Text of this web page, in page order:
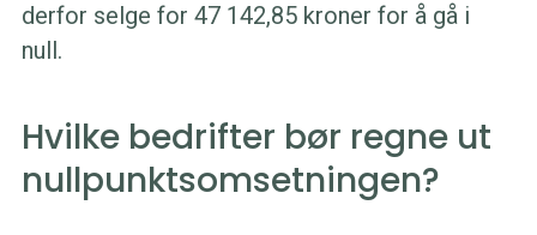
derfor selge for 47 142,85 kroner for å gå i
null.
Hvilke bedrifter bør regne ut
nullpunktsomsetningen?